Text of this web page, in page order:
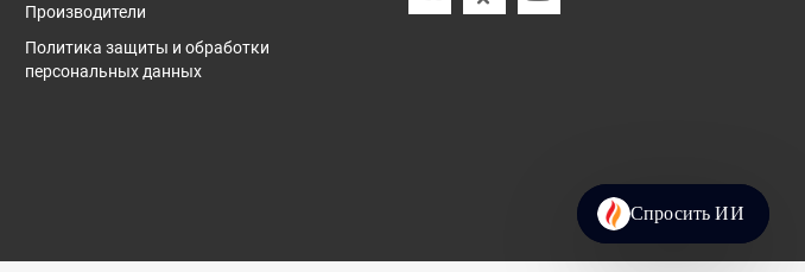
Производители
Политика защиты и обработки
персональных данных